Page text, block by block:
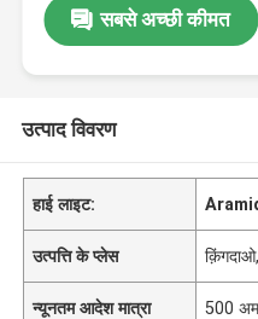
सबसे अच्छी कीमत
उत्पाद विवरण
हाई लाइट:
उत्पत्ति के प्लेस
न्यूनतम आदेश मात्रा 500